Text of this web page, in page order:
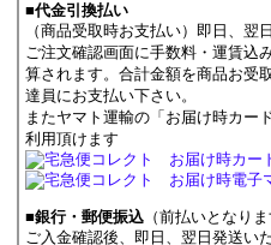
■代金引換払い
（商品受取時お支払い）即日、翌
ご注文確認画面に手数料・運賃込
算されます。合計金額を商品お受
達員にお支払い下さい。
またヤマト運輸の「お届け時カー
利用頂けます
■銀行・郵便振込 （前払いとなりま
ご入金確認後、即日、翌日発送い